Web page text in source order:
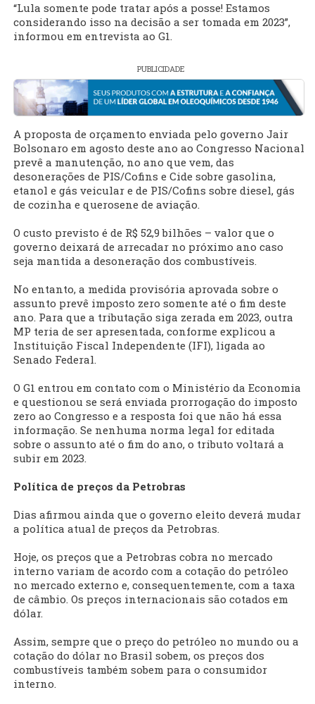
“Lula somente pode tratar após a posse! Estamos
considerando isso na decisão a ser tomada em 2023”,
informou em entrevista ao G1.
PUBLICIDADE
A proposta de orçamento enviada pelo governo Jair
Bolsonaro em agosto deste ano ao Congresso Nacional
prevê a manutenção, no ano que vem, das
desonerações de PIS/Cofins e Cide sobre gasolina,
etanol e gás veicular e de PIS/Cofins sobre diesel, gás
de cozinha e querosene de aviação.
O custo previsto é de R$ 52,9 bilhões – valor que o
governo deixará de arrecadar no próximo ano caso
seja mantida a desoneração dos combustíveis.
No entanto, a medida provisória aprovada sobre o
assunto prevê imposto zero somente até o fim deste
ano. Para que a tributação siga zerada em 2023, outra
MP teria de ser apresentada, conforme explicou a
Instituição Fiscal Independente (IFI), ligada ao
Senado Federal.
O G1 entrou em contato com o Ministério da Economia
e questionou se será enviada prorrogação do imposto
zero ao Congresso e a resposta foi que não há essa
informação. Se nenhuma norma legal for editada
sobre o assunto até o fim do ano, o tributo voltará a
subir em 2023.
Política de preços da Petrobras
Dias afirmou ainda que o governo eleito deverá mudar
a política atual de preços da Petrobras.
Hoje, os preços que a Petrobras cobra no mercado
interno variam de acordo com a cotação do petróleo
no mercado externo e, consequentemente, com a taxa
de câmbio. Os preços internacionais são cotados em
dólar.
Assim, sempre que o preço do petróleo no mundo ou a
cotação do dólar no Brasil sobem, os preços dos
combustíveis também sobem para o consumidor
interno.